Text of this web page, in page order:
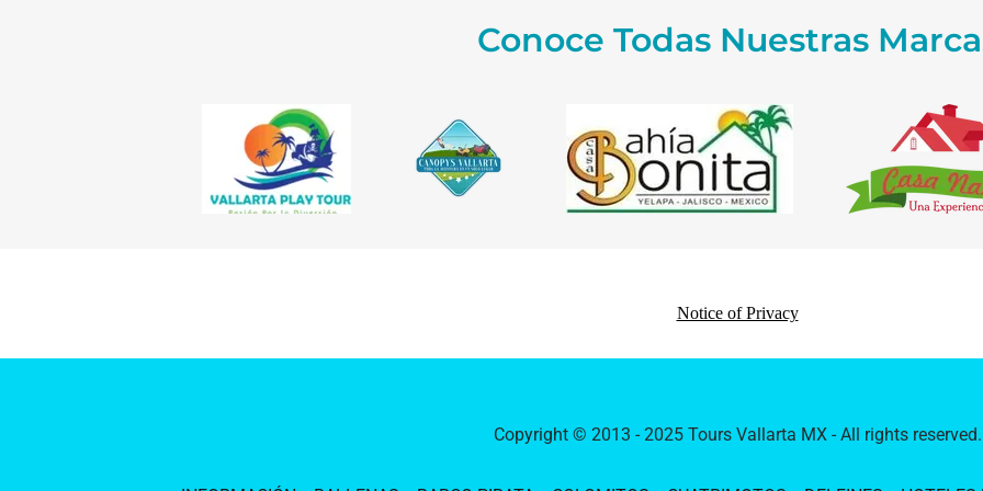
Conoce Todas Nuestras
Copyright © 2013 - 2025 Tours Vallarta MX - All rights reserved.